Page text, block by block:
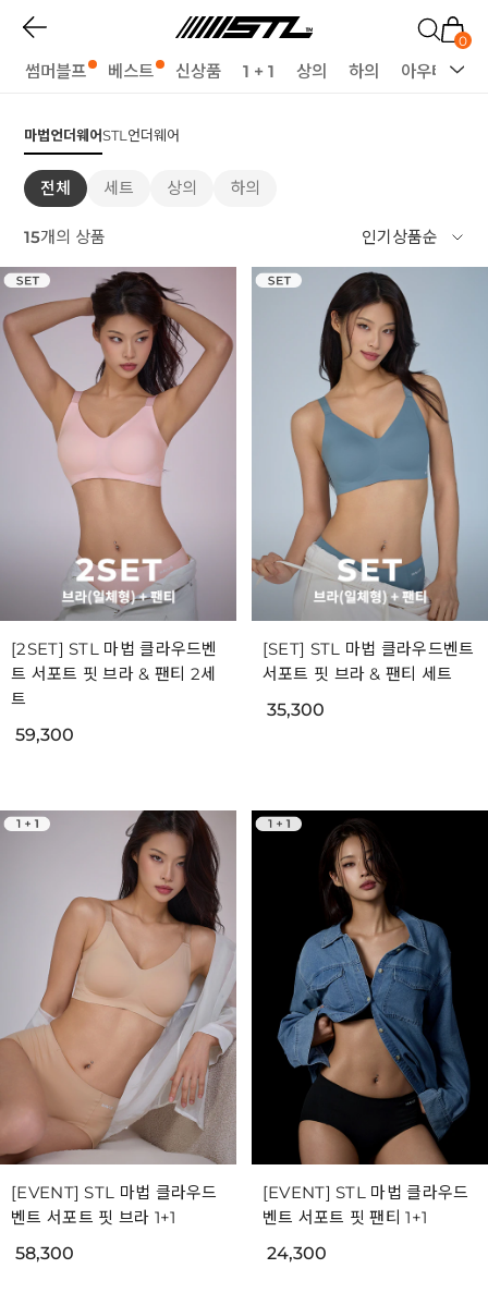
0
썸머블프 베스트 신상품 1 + 1 상의 하의 아우터
마법언더웨어STL언더웨어
전체 세트 상의 하의
15개의 상품
[2SET] STL 마법 클라우드벤
트 서포트 핏 브라 & 팬티 2세
트
59,300
[SET] STL 마법 클라우드벤트
서포트 핏 브라 & 팬티 세트
35,300
[EVENT] STL 마법 클라우드
벤트 서포트 핏 브라 1+1
58,300
[EVENT] STL 마법 클라우드
벤트 서포트 핏 팬티 1+1
24,300